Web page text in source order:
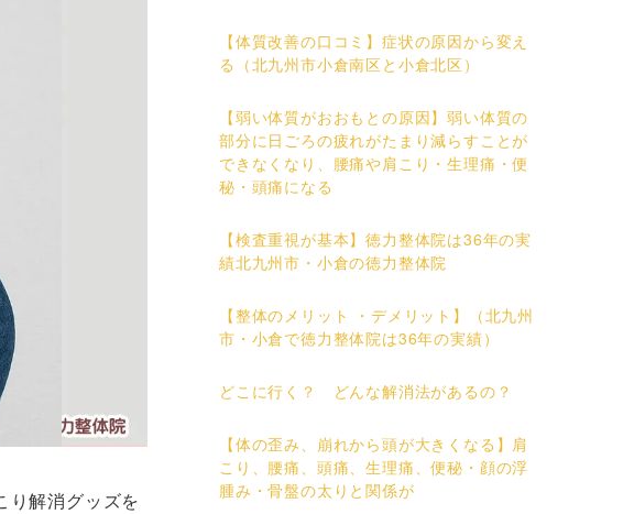
り解消グッズを
【体質改善の口コミ】症状の原因から変え
る（北九州市小倉南区と小倉北区）
【弱い体質がおおもとの原因】弱い体質の
部分に日ごろの疲れがたまり減らすことが
できなくなり、腰痛や肩こり・生理痛・便
秘・頭痛になる
【検査重視が基本】徳力整体院は36年の実
績北九州市・小倉の徳力整体院
【整体のメリット ・デメリット】（北九州
市・小倉で徳力整体院は36年の実績）
どこに行く？ どんな解消法があるの？
【体の歪み、崩れから頭が大きくなる】肩
こり、腰痛、頭痛、生理痛、便秘・顔の浮
腫み・骨盤の太りと関係が